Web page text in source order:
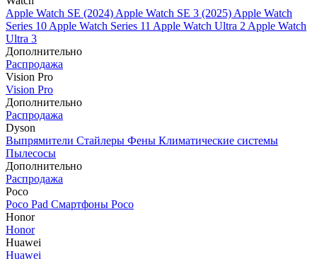
Apple Watch SE (2024) Apple Watch SE 3 (2025) Apple Watch
Series 10 Apple Watch Series 11 Apple Watch Ultra 2 Apple Watch
Ultra 3
Дополнительно
Распродажа
Vision Pro
Vision Pro
Дополнительно
Распродажа
Dyson
Выпрямители Стайлеры Фены Климатические системы
Пылесосы
Дополнительно
Распродажа
Poco
Poco Pad Смартфоны Poco
Honor
Honor
Huawei
Huawei